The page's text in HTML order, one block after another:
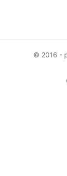
© 2016 -